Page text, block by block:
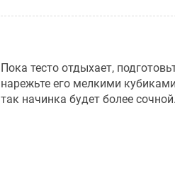
Пока тесто отдыхает,
нарежьте его мелкими
так начинка будет более